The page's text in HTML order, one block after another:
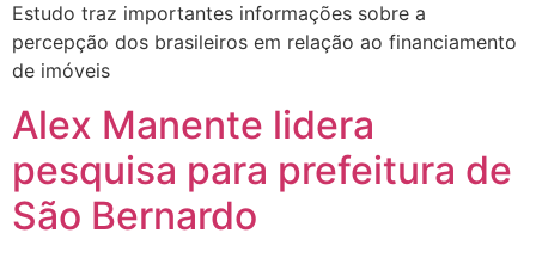
Estudo traz importantes informações sobre a
percepção dos brasileiros em relação ao financiamento
de imóveis
Alex Manente lidera
pesquisa para prefeitura de
São Bernardo